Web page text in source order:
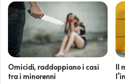
Omicidi, raddoppiano i casi
tra i minorenni
Il